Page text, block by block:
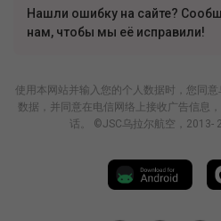
Нашли ошибку на сайте?
нам, чтобы мы её исправили!
使用本网站并输入您的个人数据时，您同
数据，并同意在电信网络上接收广告信息
话。 ©JSC乌拉尔航空，2013-